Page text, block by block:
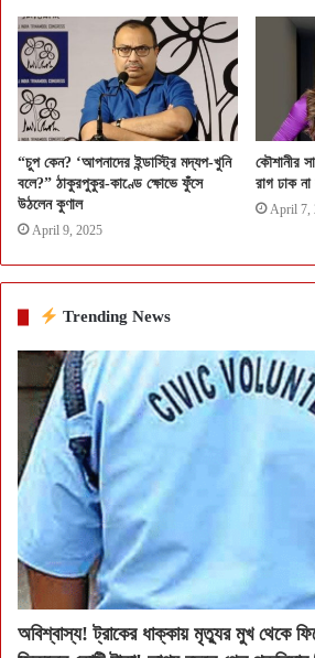
“চুপ কেন? ‘আপনাদের ইন্ডাস্ট্রি মদ্যপ-খুনি
বলে?” ঠাকুরপুকুর-কাণ্ডে ক্ষোভে ফুঁসে
উঠলেন কুণাল
April 9, 2025
কৌশানীর
রাগ ঢাক
April 7,
Trending News
অবিশ্বাস্য! ট্রাকের ধাক্কায় মৃত্যুর মুখ থেকে